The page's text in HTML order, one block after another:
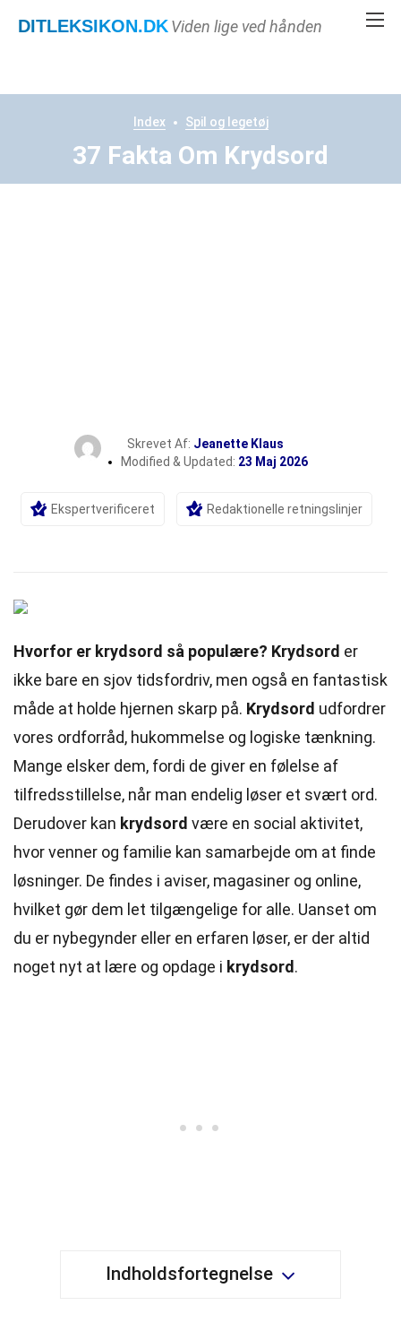
DITLEKSIKON.DKViden lige ved hånden
Index Spil og legetøj
37 Fakta Om Krydsord
Skrevet Af: Jeanette Klaus
Modified & Updated: 23 Maj 2026
Ekspertverificeret Redaktionelle retningslinjer
Hvorfor er krydsord så populære? Krydsord er
ikke bare en sjov tidsfordriv, men også en fantastisk
måde at holde hjernen skarp på. Krydsord udfordrer
vores ordforråd, hukommelse og logiske tænkning.
Mange elsker dem, fordi de giver en følelse af
tilfredsstillelse, når man endelig løser et svært ord.
Derudover kan krydsord være en social aktivitet,
hvor venner og familie kan samarbejde om at finde
løsninger. De findes i aviser, magasiner og online,
hvilket gør dem let tilgængelige for alle. Uanset om
du er nybegynder eller en erfaren løser, er der altid
noget nyt at lære og opdage i krydsord .
Indholdsfortegnelse